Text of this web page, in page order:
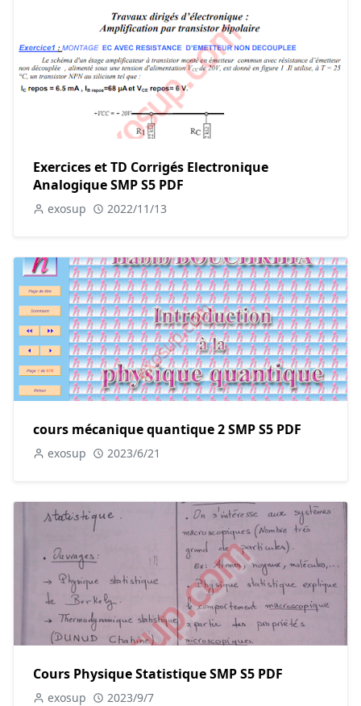
Exercices et TD Corrigés Electronique
Analogique SMP S5 PDF
exosup 2022/11/13
cours mécanique quantique 2 SMP S5 PDF
exosup 2023/6/21
Cours Physique Statistique SMP S5 PDF
exosup 2023/9/7